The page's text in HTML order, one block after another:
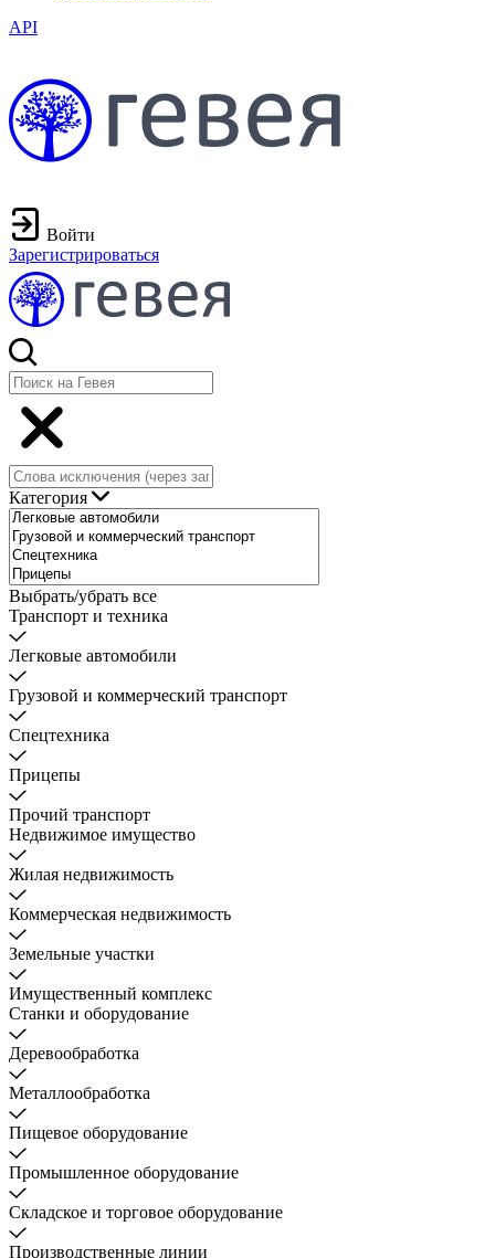
API
Войти
Зарегистрироваться
Категория
Выбрать/убрать все
Транспорт и техника
Легковые автомобили
Грузовой и коммерческий транспорт
Спецтехника
Прицепы
Прочий транспорт
Недвижимое имущество
Жилая недвижимость
Коммерческая недвижимость
Земельные участки
Имущественный комплекс
Станки и оборудование
Деревообработка
Металлообработка
Пищевое оборудование
Промышленное оборудование
Складское и торговое оборудование
Производственные линии